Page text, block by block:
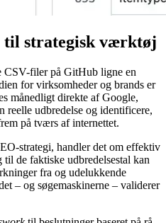
strategisk værktøj
CSV-filer på GitHub ligne en
for virksomheder og brands er
månedligt direkte af Google,
udbredelse og identificere,
på tværs af internettet.
strategi, handler det om effektiv
de faktiske udbredelsestal kan
fra og udelukkende
– og søgemaskinerne – validerer